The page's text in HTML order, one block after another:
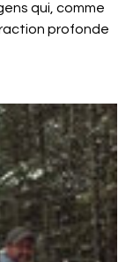
qui, comme
profonde